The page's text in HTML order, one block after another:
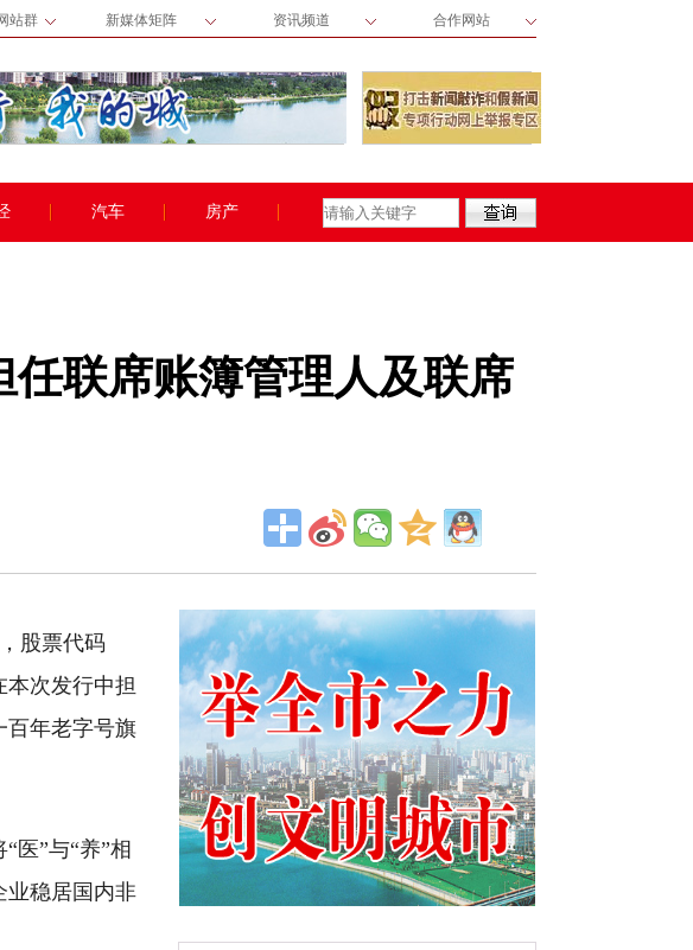
站群 新媒体矩阵 资讯频道 合作网站
汽车 房产
任联席账簿管理人及联席
股票代码
本次发行中担
百年老字号旗
”与“养”相
业稳居国内非